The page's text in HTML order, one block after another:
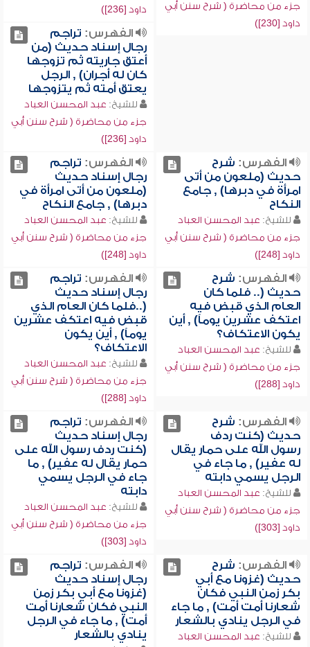
جزء من محاضرة ( شرح سنن أبي
داود [230])
داود [236])
الفهرس: تراجم
رجال إسناد حديث (من
أعتق جاريته ثم تزوجها
كان له أجران) , الرجل
يعتق أمته ثم يتزوجها
للشيخ: عبد المحسن العباد
جزء من محاضرة ( شرح سنن أبي
داود [236])
الفهرس: شرح
حديث (ملعون من أتى
امرأة في دبرها) , جامع
النكاح
للشيخ: عبد المحسن العباد
جزء من محاضرة ( شرح سنن أبي
داود [248])
الفهرس: تراجم
رجال إسناد حديث
(ملعون من أتى امرأة في
دبرها) , جامع النكاح
للشيخ: عبد المحسن العباد
جزء من محاضرة ( شرح سنن أبي
داود [248])
الفهرس: شرح
حديث (.. فلما كان
العام الذي قبض فيه
اعتكف عشرين يوماً) , أين
يكون الاعتكاف؟
للشيخ: عبد المحسن العباد
جزء من محاضرة ( شرح سنن أبي
داود [288])
الفهرس: تراجم
رجال إسناد حديث
(..فلما كان العام الذي
قبض فيه اعتكف عشرين
يوماً) , أين يكون
الاعتكاف؟
للشيخ: عبد المحسن العباد
جزء من محاضرة ( شرح سنن أبي
داود [288])
الفهرس: شرح
حديث (كنت ردف
رسول الله على حمار يقال
له عفير) , ما جاء في
الرجل يسمي دابته
للشيخ: عبد المحسن العباد
جزء من محاضرة ( شرح سنن أبي
داود [303])
الفهرس: تراجم
رجال إسناد حديث
(كنت ردف رسول الله على
حمار يقال له عفير) , ما
جاء في الرجل يسمي
دابته
للشيخ: عبد المحسن العباد
جزء من محاضرة ( شرح سنن أبي
داود [303])
الفهرس: شرح
حديث (غزونا مع أبي
بكر زمن النبي فكان
شعارنا أمت أمت) , ما جاء
في الرجل ينادي بالشعار
للشيخ: عبد المحسن العباد
الفهرس: تراجم
رجال إسناد حديث
(غزونا مع أبي بكر زمن
النبي فكان شعارنا أمت
أمت) , ما جاء في الرجل
ينادي بالشعار